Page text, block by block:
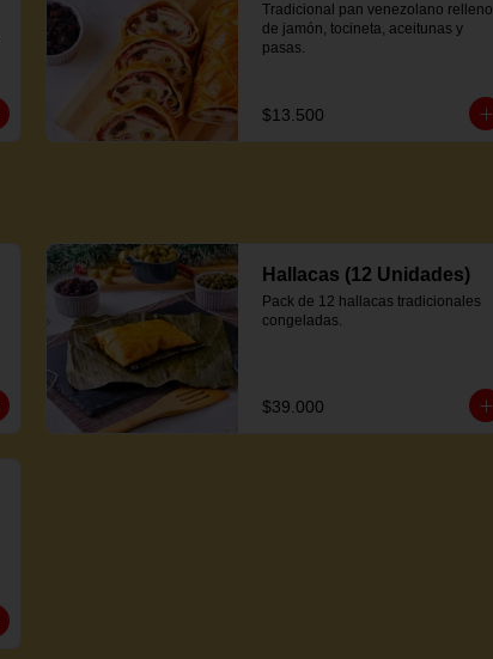
Tradicional pan venezolano relleno
de jamón, tocineta, aceitunas y
pasas.
$13.500
Hallacas (12 Unidades)
Pack de 12 hallacas tradicionales
congeladas.
$39.000